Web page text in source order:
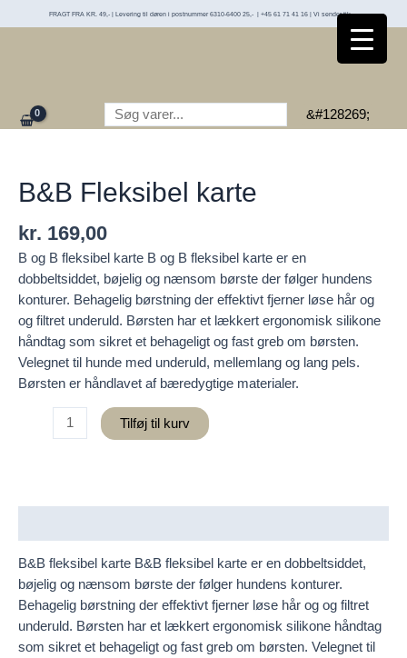
til
FRAGT FRA KR. 49,- | Levering til døren i postnummer 6310-6400 25,- | +45 61 71 41 16 | Vi sender til:
Søg &#128269;
B&B Fleksibel karte
kr. 169,00
B og B fleksibel karte B og B fleksibel karte er en
dobbeltsiddet, bøjelig og nænsom børste der følger hundens
konturer. Behagelig børstning der effektivt fjerner løse hår og
og filtret underuld. Børsten har et lækkert ergonomisk silikone
håndtag som sikret et behageligt og fast greb om børsten.
Velegnet til hunde med underuld, mellemlang og lang pels.
Børsten er håndlavet af bæredygtige materialer.
Fleksibel
Tilføj til kurv
B&B fleksibel karte B&B fleksibel karte er en dobbeltsiddet,
bøjelig og nænsom børste der følger hundens konturer.
Behagelig børstning der effektivt fjerner løse hår og og filtret
underuld. Børsten har et lækkert ergonomisk silikone håndtag
som sikret et behageligt og fast greb om børsten. Velegnet til
antal